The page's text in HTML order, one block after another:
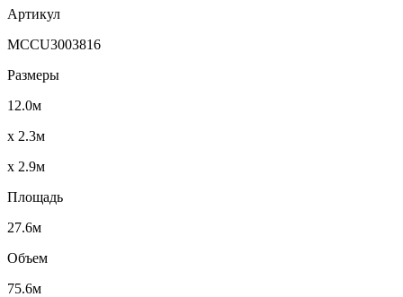
Артикул
MCCU3003816
Размеры
12.0м
x 2.3м
x 2.9м
Площадь
27.6м
Объем
75.6м